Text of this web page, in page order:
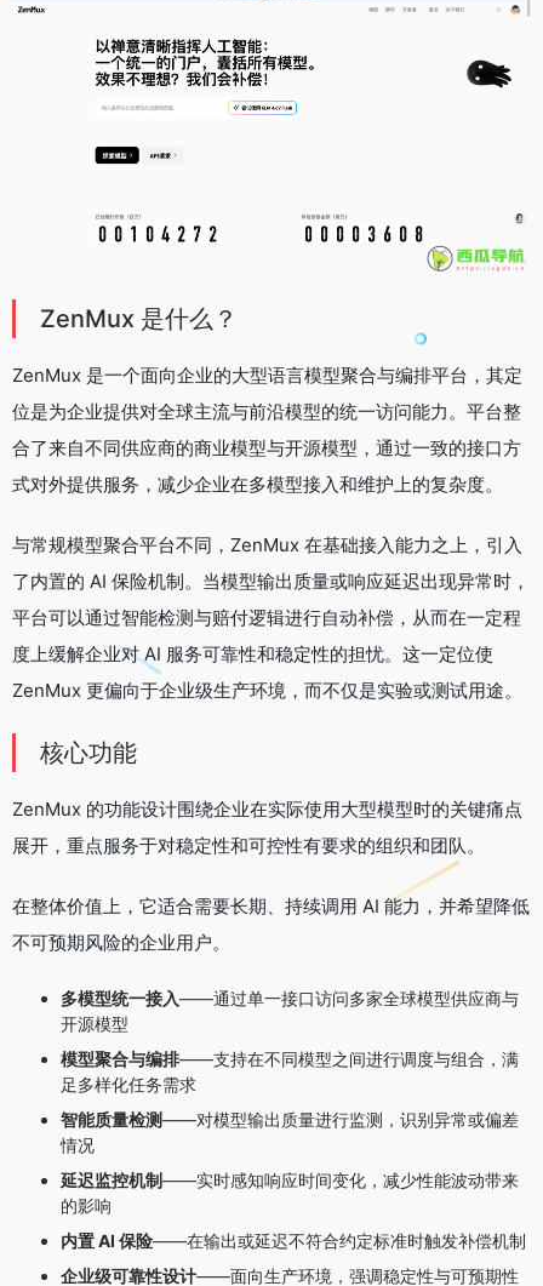
ZenMux 是什么？
ZenMux 是一个面向企业的大型语言模型聚合与编排平台，其定
位是为企业提供对全球主流与前沿模型的统一访问能力。平台整
合了来自不同供应商的商业模型与开源模型，通过一致的接口方
式对外提供服务，减少企业在多模型接入和维护上的复杂度。
与常规模型聚合平台不同，ZenMux 在基础接入能力之上，引入
了内置的 AI 保险机制。当模型输出质量或响应延迟出现异常时，
平台可以通过智能检测与赔付逻辑进行自动补偿，从而在一定程
度上缓解企业对 AI 服务可靠性和稳定性的担忧。这一定位使
ZenMux 更偏向于企业级生产环境，而不仅是实验或测试用途。
核心功能
ZenMux 的功能设计围绕企业在实际使用大型模型时的关键痛点
展开，重点服务于对稳定性和可控性有要求的组织和团队。
在整体价值上，它适合需要长期、持续调用 AI 能力，并希望降低
不可预期风险的企业用户。
多模型统一接入——通过单一接口访问多家全球模型供应商与
开源模型
模型聚合与编排——支持在不同模型之间进行调度与组合，满
足多样化任务需求
智能质量检测——对模型输出质量进行监测，识别异常或偏差
情况
延迟监控机制——实时感知响应时间变化，减少性能波动带来
的影响
内置 AI 保险——在输出或延迟不符合约定标准时触发补偿机制
企业级可靠性设计——面向生产环境，强调稳定性与可预期性